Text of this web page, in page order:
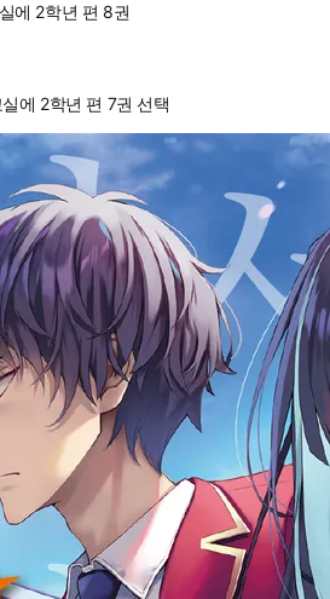
에 2학년 편 8권
에 2학년 편 7권 선택